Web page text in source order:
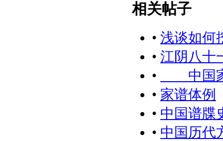
相关帖子
• 浅谈如
• 江阴八十
•
中国
• 家谱体例
• 中国谱牒
• 中国历代